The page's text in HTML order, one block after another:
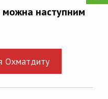
наступним
Охматдиту